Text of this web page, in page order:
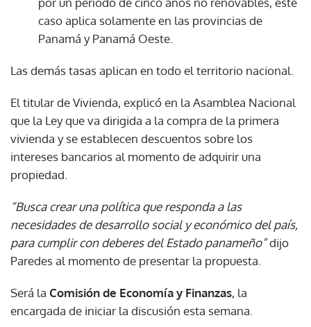
caso aplica solamente en las provincias de
Panamá y Panamá Oeste.
Las demás tasas aplican en todo el territorio nacional.
El titular de Vivienda, explicó en la Asamblea Nacional
que la Ley que va dirigida a la compra de la primera
vivienda y se establecen descuentos sobre los
intereses bancarios al momento de adquirir una
propiedad.
“Busca crear una política que responda a las
necesidades de desarrollo social y económico del país,
para cumplir con deberes del Estado panameño”dijo
Paredes al momento de presentar la propuesta.
Será la Comisión de Economía y Finanzas, la
encargada de iniciar la discusión esta semana.